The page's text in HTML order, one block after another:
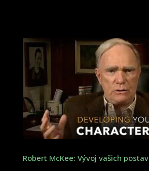
Robert McKee: Vývoj vašich postav